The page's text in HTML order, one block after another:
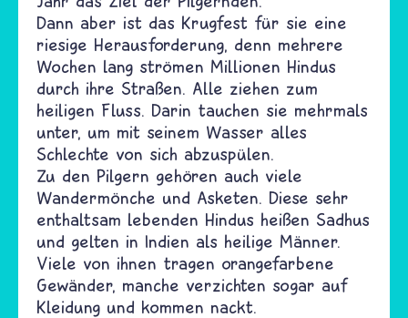
Dann aber ist das Krugfest für sie eine
riesige Herausforderung, denn mehrere
Wochen lang strömen Millionen Hindus
durch ihre Straßen. Alle ziehen zum
heiligen Fluss. Darin tauchen sie mehrmals
unter, um mit seinem Wasser alles
Schlechte von sich abzuspülen.
Zu den Pilgern gehören auch viele
Wandermönche und Asketen. Diese sehr
enthaltsam lebenden Hindus heißen Sadhus
und gelten in Indien als heilige Männer.
Viele von ihnen tragen orangefarbene
Gewänder, manche verzichten sogar auf
Kleidung und kommen nackt.